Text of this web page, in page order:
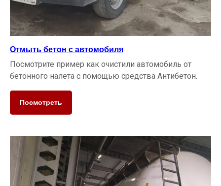
Отмыть бетон с автомобиля
Посмотрите пример как очистили автомобиль от
бетонного налета с помощью средства Антибетон.
Посмотреть